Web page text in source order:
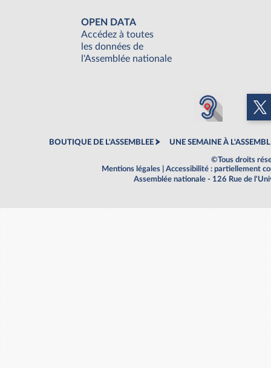
OPEN DATA
Accédez à toutes
les données de
l'Assemblée nationale
BOUTIQUE DE L'ASSEMBLEE UNE SEMAINE À
©Tous droits
Mentions légales
Accessibilité : partiellement
Assemblée nationale - 126 Rue de